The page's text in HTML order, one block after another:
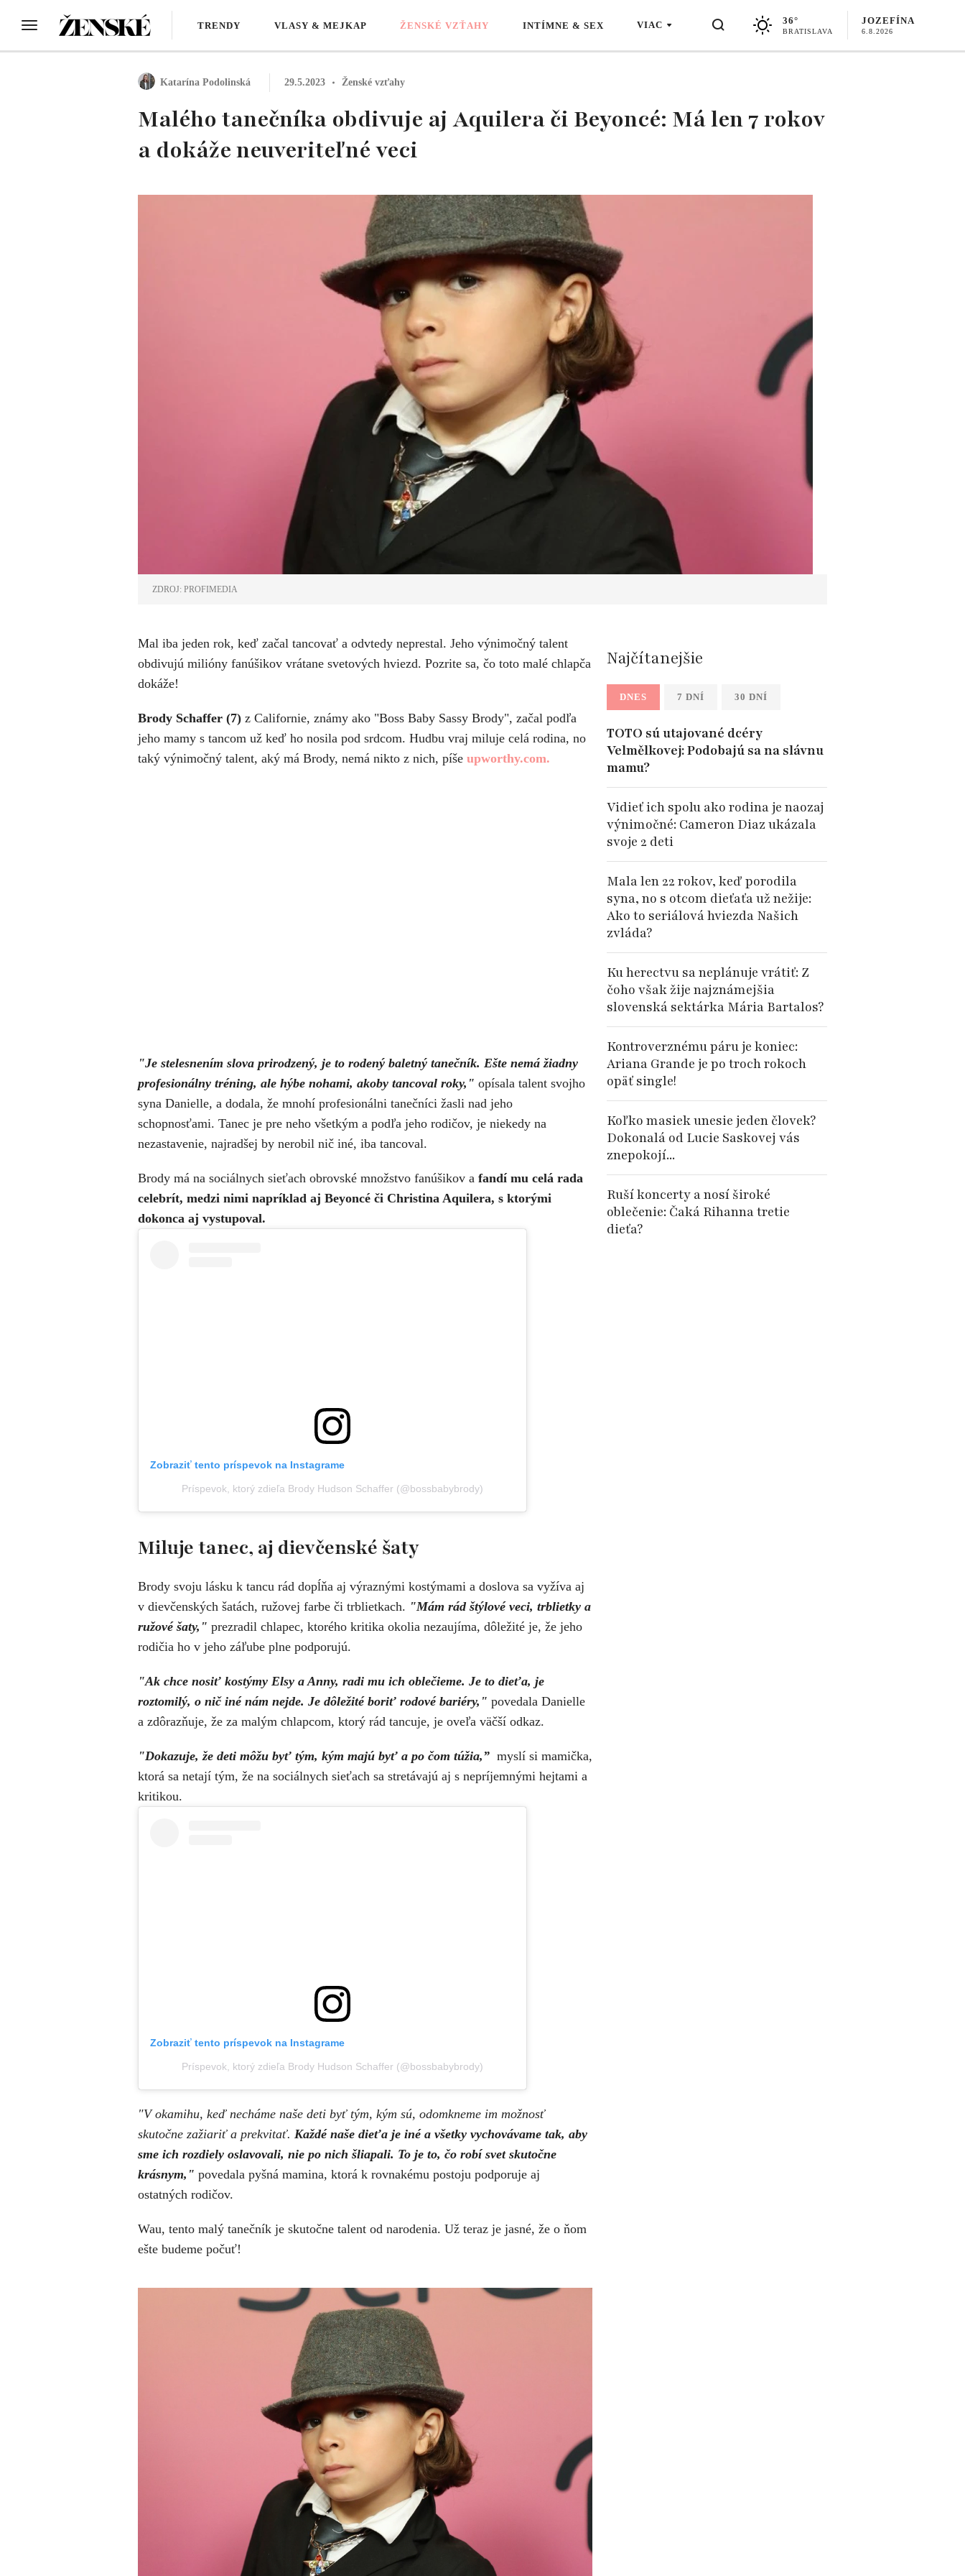
TRENDY VLASY & MEJKAP ŽENSKÉ VZŤAHY INTÍMNE & SEX VIAC 36°
BRATISLAVA
JOZEFÍNA
6.8.2026
Katarína Podolinská 29.5.2023 Ženské vzťahy
Malého tanečníka obdivuje aj Aquilera či Beyoncé: Má len 7 rokov
a dokáže neuveriteľné veci
ZDROJ: PROFIMEDIA
Mal iba jeden rok, keď začal tancovať a odvtedy neprestal. Jeho výnimočný talent
obdivujú milióny fanúšikov vrátane svetových hviezd. Pozrite sa, čo toto malé chlapča
dokáže!
Brody Schaffer (7) z Californie, známy ako "Boss Baby Sassy Brody", začal podľa
jeho mamy s tancom už keď ho nosila pod srdcom. Hudbu vraj miluje celá rodina, no
taký výnimočný talent, aký má Brody, nemá nikto z nich, píše upworthy.com.
"Je stelesnením slova prirodzený, je to rodený baletný tanečník. Ešte nemá žiadny
profesionálny tréning, ale hýbe nohami, akoby tancoval roky," opísala talent svojho
syna Danielle, a dodala, že mnohí profesionálni tanečníci žasli nad jeho
schopnosťami. Tanec je pre neho všetkým a podľa jeho rodičov, je niekedy na
nezastavenie, najradšej by nerobil nič iné, iba tancoval.
Brody má na sociálnych sieťach obrovské množstvo fanúšikov a fandí mu celá rada
celebrít, medzi nimi napríklad aj Beyoncé či Christina Aquilera, s ktorými
dokonca aj vystupoval.
Zobraziť tento príspevok na Instagrame
Príspevok, ktorý zdieľa Brody Hudson Schaffer (@bossbabybrody)
Miluje tanec, aj dievčenské šaty
Brody svoju lásku k tancu rád dopĺňa aj výraznými kostýmami a doslova sa vyžíva aj
v dievčenských šatách, ružovej farbe či trblietkach. "Mám rád štýlové veci, trblietky a
ružové šaty," prezradil chlapec, ktorého kritika okolia nezaujíma, dôležité je, že jeho
rodičia ho v jeho záľube plne podporujú.
"Ak chce nosiť kostýmy Elsy a Anny, radi mu ich oblečieme. Je to dieťa, je
roztomilý, o nič iné nám nejde. Je dôležité boriť rodové bariéry," povedala Danielle
a zdôrazňuje, že za malým chlapcom, ktorý rád tancuje, je oveľa väčší odkaz.
"Dokazuje, že deti môžu byť tým, kým majú byť a po čom túžia,” myslí si mamička,
ktorá sa netají tým, že na sociálnych sieťach sa stretávajú aj s nepríjemnými hejtami a
kritikou.
Zobraziť tento príspevok na Instagrame
Príspevok, ktorý zdieľa Brody Hudson Schaffer (@bossbabybrody)
"V okamihu, keď necháme naše deti byť tým, kým sú, odomkneme im možnosť
skutočne zažiariť a prekvitať. Každé naše dieťa je iné a všetky vychovávame tak, aby
sme ich rozdiely oslavovali, nie po nich šliapali. To je to, čo robí svet skutočne
krásnym," povedala pyšná mamina, ktorá k rovnakému postoju podporuje aj
ostatných rodičov.
Wau, tento malý tanečník je skutočne talent od narodenia. Už teraz je jasné, že o ňom
ešte budeme počuť!
Najčítanejšie
DNES 7 DNÍ 30 DNÍ
TOTO sú utajované dcéry
Velmělkovej: Podobajú sa na slávnu
mamu?
Vidieť ich spolu ako rodina je naozaj
výnimočné: Cameron Diaz ukázala
svoje 2 deti
Mala len 22 rokov, keď porodila
syna, no s otcom dieťaťa už nežije:
Ako to seriálová hviezda Našich
zvláda?
Ku herectvu sa neplánuje vrátiť: Z
čoho však žije najznámejšia
slovenská sektárka Mária Bartalos?
Kontroverznému páru je koniec:
Ariana Grande je po troch rokoch
opäť single!
Koľko masiek unesie jeden človek?
Dokonalá od Lucie Saskovej vás
znepokojí...
Ruší koncerty a nosí široké
oblečenie: Čaká Rihanna tretie
dieťa?